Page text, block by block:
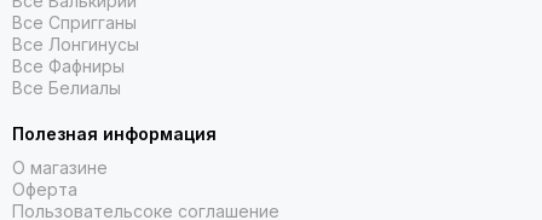
Все Спригганы
Все Лонгинусы
Все Фафниры
Все Белиалы
Полезная информация
О магазине
Оферта
Пользовательсоке соглашение